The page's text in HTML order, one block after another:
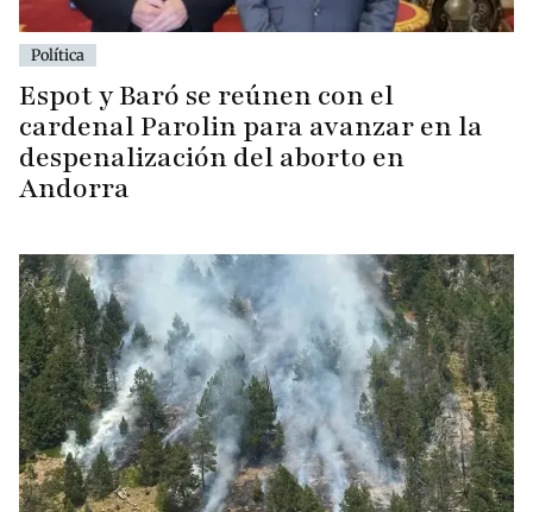
Política
Espot y Baró se reúnen con el
cardenal Parolin para avanzar en la
despenalización del aborto en
Andorra